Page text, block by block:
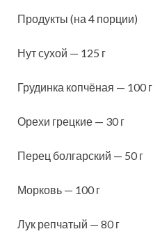
Продукты (на 4 порции)
Нут сухой — 125 г
Грудинка копчёная — 100 г
Орехи грецкие — 30 г
Перец болгарский — 50 г
Морковь — 100 г
Лук репчатый — 80 г